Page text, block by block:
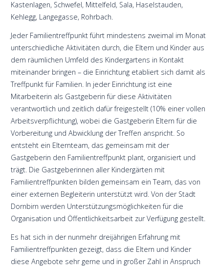
Kastenlagen, Schwefel, Mittelfeld, Sala, Haselstauden,
Kehlegg, Langegasse, Rohrbach.
Jeder Familientreffpunkt führt mindestens zweimal im Monat
unterschiedliche Aktivitäten durch, die Eltern und Kinder aus
dem räumlichen Umfeld des Kindergartens in Kontakt
miteinander bringen – die Einrichtung etabliert sich damit als
Treffpunkt für Familien. In jeder Einrichtung ist eine
Mitarbeiterin als Gastgeberin für diese Aktivitäten
verantwortlich und zeitlich dafür freigestellt (10% einer vollen
Arbeitsverpflichtung), wobei die Gastgeberin Eltern für die
Vorbereitung und Abwicklung der Treffen anspricht. So
entsteht ein Elternteam, das gemeinsam mit der
Gastgeberin den Familientreffpunkt plant, organisiert und
trägt. Die Gastgeberinnen aller Kindergärten mit
Familientreffpunkten bilden gemeinsam ein Team, das von
einer externen Begleiterin unterstützt wird. Von der Stadt
Dornbirn werden Unterstützungsmöglichkeiten für die
Organisation und Öffentlichkeitsarbeit zur Verfügung gestellt.
Es hat sich in der nunmehr dreijährigen Erfahrung mit
Familientreffpunkten gezeigt, dass die Eltern und Kinder
diese Angebote sehr gerne und in großer Zahl in Anspruch